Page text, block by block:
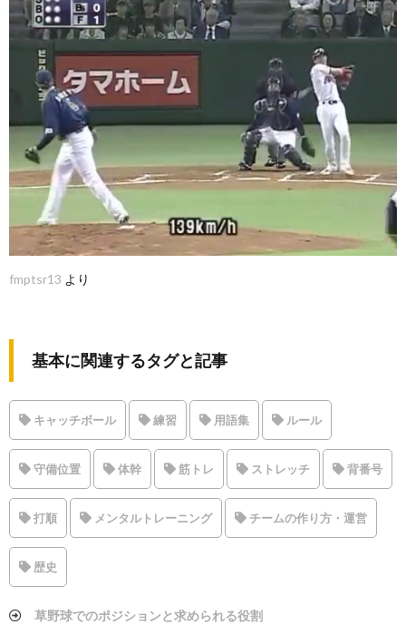
fmptsr13 より
基本に関連するタグと記事
キャッチボール 練習 用語集 ルール
守備位置 体幹 筋トレ ストレッチ 背番号
打順 メンタルトレーニング チームの作り方・運営
歴史
草野球でのポジションと求められる役割